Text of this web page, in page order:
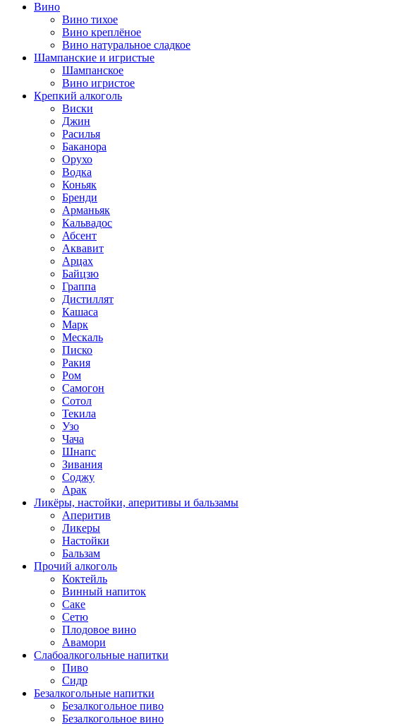
Вино
Вино тихое
Вино креплёное
Вино натуральное сладкое
Шампанские и игристые
Шампанское
Вино игристое
Крепкий алкоголь
Виски
Джин
Расилья
Баканора
Орухо
Водка
Коньяк
Бренди
Арманьяк
Кальвадос
Абсент
Аквавит
Арцах
Байцзю
Граппа
Дистиллят
Кашаса
Марк
Мескаль
Писко
Ракия
Ром
Самогон
Сотол
Текила
Узо
Чача
Шнапс
Зивания
Соджу
Арак
Ликёры, настойки, аперитивы и бальзамы
Аперитив
Ликеры
Настойки
Бальзам
Прочий алкоголь
Коктейль
Винный напиток
Саке
Сетю
Плодовое вино
Авамори
Слабоалкогольные напитки
Пиво
Сидр
Безалкогольные напитки
Безалкогольное пиво
Безалкогольное вино